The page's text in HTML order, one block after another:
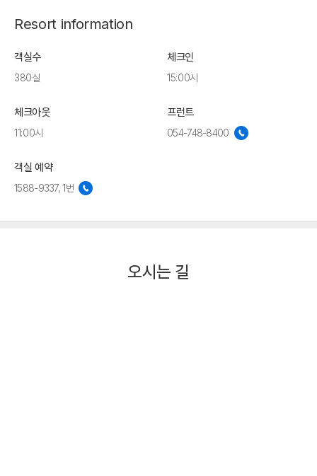
Resort information
객실수
380실
체크인
15:00시
체크아웃
11:00시
프런트
054-748-8400
객실 예약
1588-9337, 1번
오시는 길